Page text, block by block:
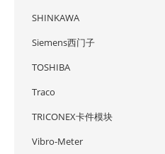
SHINKAWA
Siemens西门子
TOSHIBA
Traco
TRICONEX卡件模块
Vibro-Meter